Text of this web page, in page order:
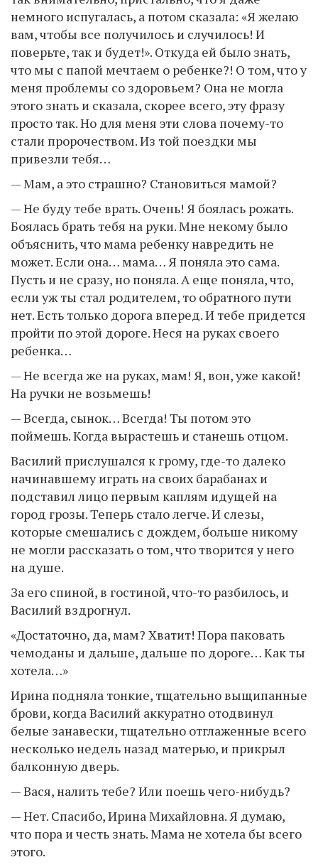
немного испугалась, а потом сказала: «Я желаю
вам, чтобы все получилось и случилось! И
поверьте, так и будет!». Откуда ей было знать,
что мы с папой мечтаем о ребенке?! О том, что у
меня проблемы со здоровьем? Она не могла
этого знать и сказала, скорее всего, эту фразу
просто так. Но для меня эти слова почему-то
стали пророчеством. Из той поездки мы
привезли тебя…
— Мам, а это страшно? Становиться мамой?
— Не буду тебе врать. Очень! Я боялась рожать.
Боялась брать тебя на руки. Мне некому было
объяснить, что мама ребенку навредить не
может. Если она… мама… Я поняла это сама.
Пусть и не сразу, но поняла. А еще поняла, что,
если уж ты стал родителем, то обратного пути
нет. Есть только дорога вперед. И тебе придется
пройти по этой дороге. Неся на руках своего
ребенка…
— Не всегда же на руках, мам! Я, вон, уже какой!
На ручки не возьмешь!
— Всегда, сынок… Всегда! Ты потом это
поймешь. Когда вырастешь и станешь отцом.
Василий прислушался к грому, где-то далеко
начинавшему играть на своих барабанах и
подставил лицо первым каплям идущей на
город грозы. Теперь стало легче. И слезы,
которые смешались с дождем, больше никому
не могли рассказать о том, что творится у него
на душе.
За его спиной, в гостиной, что-то разбилось, и
Василий вздрогнул.
«Достаточно, да, мам? Хватит! Пора паковать
чемоданы и дальше, дальше по дороге… Как ты
хотела…»
Ирина подняла тонкие, тщательно выщипанные
брови, когда Василий аккуратно отодвинул
белые занавески, тщательно отглаженные всего
несколько недель назад матерью, и прикрыл
балконную дверь.
— Вася, налить тебе? Или поешь чего-нибудь?
— Нет. Спасибо, Ирина Михайловна. Я думаю,
что пора и честь знать. Мама не хотела бы всего
этого.